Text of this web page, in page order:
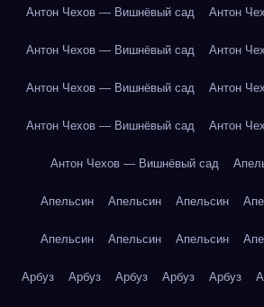
Антон Чехов — Вишнёвый сад Антон
Антон Чехов — Вишнёвый сад Антон
Антон Чехов — Вишнёвый сад Антон
Антон Чехов — Вишнёвый сад Антон
Антон Чехов — Вишнёвый сад
Апельсин Апельсин Апельсин
Апельсин Апельсин Апельсин
Арбуз Арбуз Арбуз Арбуз Арбуз